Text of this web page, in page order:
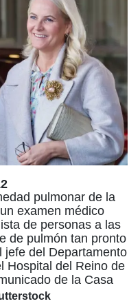
pulmonar de la
examen médico
de personas a las
de pulmón tan pronto
jefe del Departamento
Hospital del Reino de
de la Casa